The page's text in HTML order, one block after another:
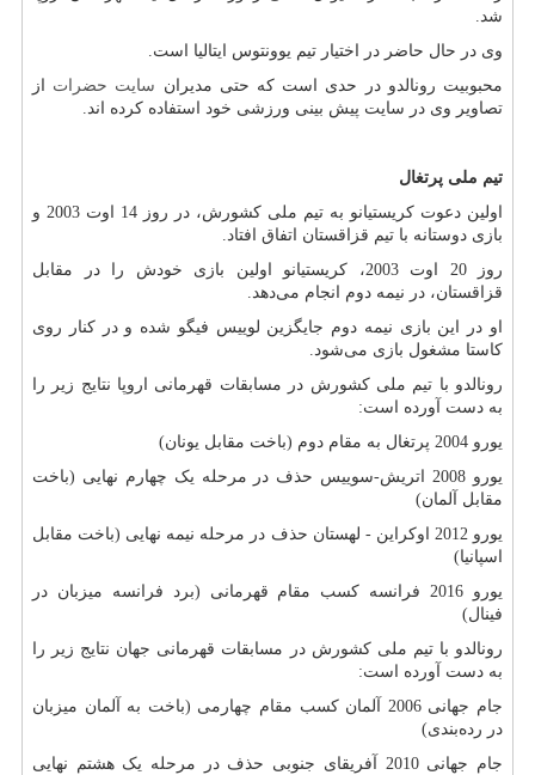
شد.
وی در حال حاضر در اختیار تیم یوونتوس ایتالیا است.
محبوبیت رونالدو در حدی است که حتی مدیران سایت حضرات از
تصاویر وی در سایت پیش بینی ورزشی خود استفاده کرده اند.
تیم ملی پرتغال
اولین دعوت کریستیانو به تیم ملی کشورش، در روز 14 اوت 2003 و
بازی دوستانه با تیم قزاقستان اتفاق افتاد.
روز 20 اوت 2003، کریستیانو اولین بازی خودش را در مقابل
قزاقستان، در نیمه دوم انجام می‌دهد.
او در این بازی نیمه دوم جایگزین لوییس فیگو شده و در کنار روی
کاستا مشغول بازی می‌شود.
رونالدو با تیم ملی کشورش در مسابقات قهرمانی اروپا نتایج زیر را
به دست آورده است:
یورو 2004 پرتغال به مقام دوم (باخت مقابل یونان)
یورو 2008 اتریش-سوییس حذف در مرحله یک چهارم نهایی (باخت
مقابل آلمان)
یورو 2012 اوکراین - لهستان حذف در مرحله نیمه نهایی (باخت مقابل
اسپانیا)
یورو 2016 فرانسه کسب مقام قهرمانی (برد فرانسه میزبان در
فینال)
رونالدو با تیم ملی کشورش در مسابقات قهرمانی جهان نتایج زیر را
به دست آورده است:
جام جهانی 2006 آلمان کسب مقام چهارمی (باخت به آلمان میزبان
در رده‌بندی)
جام جهانی 2010 آفریقای جنوبی حذف در مرحله یک هشتم نهایی